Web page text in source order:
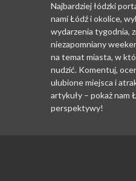
Najbardziej łódzki
nami Łódź i okolice,
wydarzenia tygodnia,
niezapomniany
na temat miasta, w
nudzić. Komentuj,
ulubione miejsca i
artykuły – pokaż nam
perspektywy!